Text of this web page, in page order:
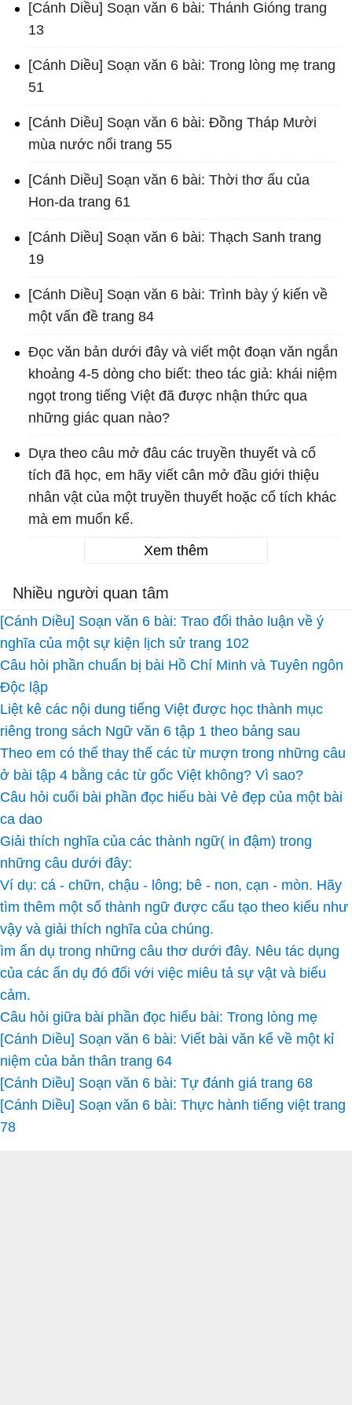
[Cánh Diều] Soạn văn 6 bài: Thánh Gióng trang
13
[Cánh Diều] Soạn văn 6 bài: Trong lòng mẹ trang
51
[Cánh Diều] Soạn văn 6 bài: Đồng Tháp Mười
mùa nước nổi trang 55
[Cánh Diều] Soạn văn 6 bài: Thời thơ ấu của
Hon-da trang 61
[Cánh Diều] Soạn văn 6 bài: Thạch Sanh trang
19
[Cánh Diều] Soạn văn 6 bài: Trình bày ý kiến về
một vấn đề trang 84
Đọc văn bản dưới đây và viết một đoạn văn ngắn
khoảng 4-5 dòng cho biết: theo tác giả: khái niệm
ngọt trong tiếng Việt đã được nhận thức qua
những giác quan nào?
Dựa theo câu mở đâu các truyền thuyết và cổ
tích đã học, em hãy viết cân mở đầu giới thiệu
nhân vật của một truyền thuyết hoặc cổ tích khác
mà em muốn kể.
Xem thêm
Nhiều người quan tâm
[Cánh Diều] Soạn văn 6 bài: Trao đổi thảo luận về ý
nghĩa của một sự kiện lịch sử trang 102
Câu hỏi phần chuẩn bị bài Hồ Chí Minh và Tuyên ngôn
Độc lập
Liệt kê các nội dung tiếng Việt được học thành mục
riêng trong sách Ngữ văn 6 tập 1 theo bảng sau
Theo em có thể thay thế các từ mượn trong những câu
ở bài tập 4 bằng các từ gốc Việt không? Vì sao?
Câu hỏi cuối bài phần đọc hiểu bài Vẻ đẹp của một bài
ca dao
Giải thích nghĩa của các thành ngữ( in đậm) trong
những câu dưới đây:
Ví dụ: cá - chữn, chậu - lông; bê - non, cạn - mòn. Hãy
tìm thêm một số thành ngữ được cấu tạo theo kiểu như
vậy và giải thích nghĩa của chúng.
ìm ẩn dụ trong những câu thơ dưới đây. Nêu tác dụng
của các ẩn dụ đó đối với việc miêu tả sự vật và biểu
cảm.
Câu hỏi giữa bài phần đọc hiểu bài: Trong lòng mẹ
[Cánh Diều] Soạn văn 6 bài: Viết bài văn kể về một kỉ
niệm của bản thân trang 64
[Cánh Diều] Soạn văn 6 bài: Tự đánh giá trang 68
[Cánh Diều] Soạn văn 6 bài: Thực hành tiếng việt trang
78